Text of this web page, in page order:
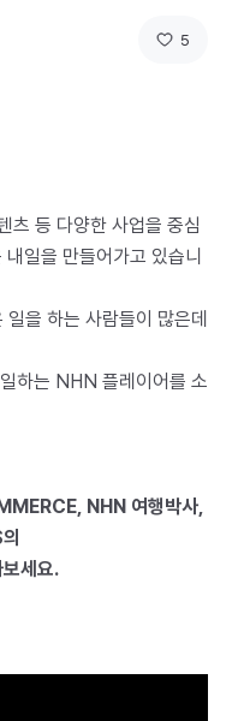
5
츠 등 다양한 사업을 중심
일을 만들어가고 있습니
을 하는 사람들이 많은데
하는 NHN 플레이어를 소
NHN 여행박사,
세요.